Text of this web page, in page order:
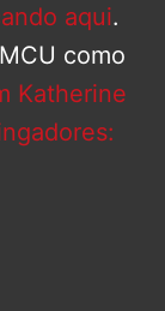
aqui.
como
Katherine